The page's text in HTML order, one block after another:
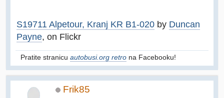
S19711 Alpetour, Kranj KR B1-020 by Duncan
Payne, on Flickr
Pratite stranicu autobusi.org retro na Facebooku!
Frik85